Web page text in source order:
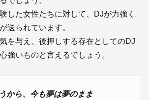
した女性たちに対して、DJが力強く
送られています。
を与え、後押しする存在としてのDJ
強いものと言えるでしょう。
から、今も夢は夢のまま